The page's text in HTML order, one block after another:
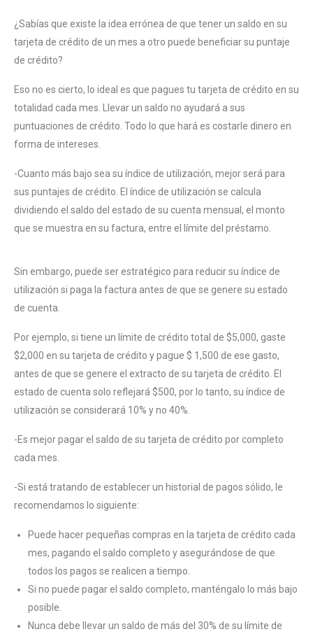
¿Sabías que existe la idea errónea de que tener un saldo en su
tarjeta de crédito de un mes a otro puede beneficiar su puntaje
de crédito?
Eso no es cierto, lo ideal es que pagues tu tarjeta de crédito en su
totalidad cada mes. Llevar un saldo no ayudará a sus
puntuaciones de crédito. Todo lo que hará es costarle dinero en
forma de intereses.
-Cuanto más bajo sea su índice de utilización, mejor será para
sus puntajes de crédito. El índice de utilización se calcula
dividiendo el saldo del estado de su cuenta mensual, el monto
que se muestra en su factura, entre el límite del préstamo.
Sin embargo, puede ser estratégico para reducir su índice de
utilización si paga la factura antes de que se genere su estado
de cuenta.
Por ejemplo, si tiene un límite de crédito total de $5,000, gaste
$2,000 en su tarjeta de crédito y pague $ 1,500 de ese gasto,
antes de que se genere el extracto de su tarjeta de crédito. El
estado de cuenta solo reflejará $500, por lo tanto, su índice de
utilización se considerará 10% y no 40%.
-Es mejor pagar el saldo de su tarjeta de crédito por completo
cada mes.
-Si está tratando de establecer un historial de pagos sólido, le
recomendamos lo siguiente:
Puede hacer pequeñas compras en la tarjeta de crédito cada
mes, pagando el saldo completo y asegurándose de que
todos los pagos se realicen a tiempo.
Si no puede pagar el saldo completo, manténgalo lo más bajo
posible.
Nunca debe llevar un saldo de más del 30% de su límite de